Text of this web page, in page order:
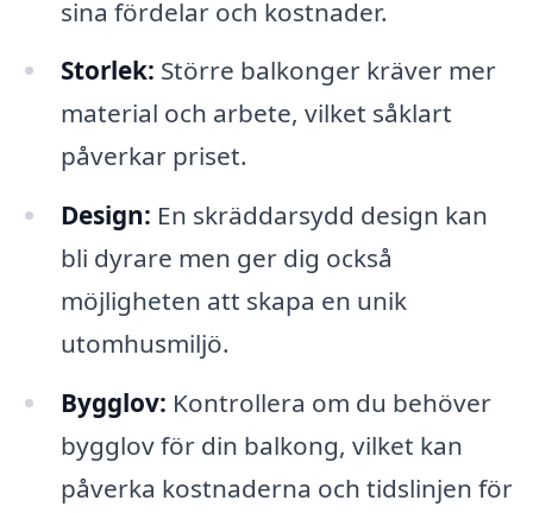
sina fördelar och kostnader.
Storlek: Större balkonger kräver mer
material och arbete, vilket såklart
påverkar priset.
Design: En skräddarsydd design kan
bli dyrare men ger dig också
möjligheten att skapa en unik
utomhusmiljö.
Bygglov: Kontrollera om du behöver
bygglov för din balkong, vilket kan
påverka kostnaderna och tidslinjen för